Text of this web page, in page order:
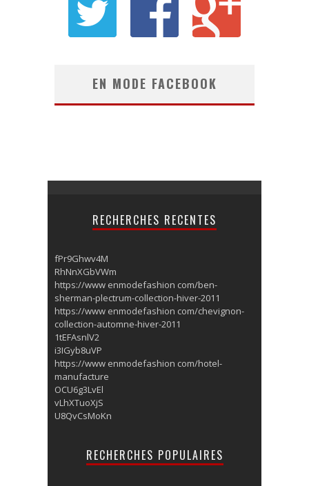
EN MODE FACEBOOK
RECHERCHES RECENTES
fPr9Ghwv4M
RhNnXGbVWm
https://www enmodefashion com/ben-
sherman-plectrum-collection-hiver-2011
https://www enmodefashion com/chevignon-
collection-automne-hiver-2011
1tEFAsnlV2
i3IGyb8uVP
https://www enmodefashion com/hotel-
manufacture
OCU6g3LvEl
vLhXTuoXjS
U8QvCsMoKn
RECHERCHES POPULAIRES